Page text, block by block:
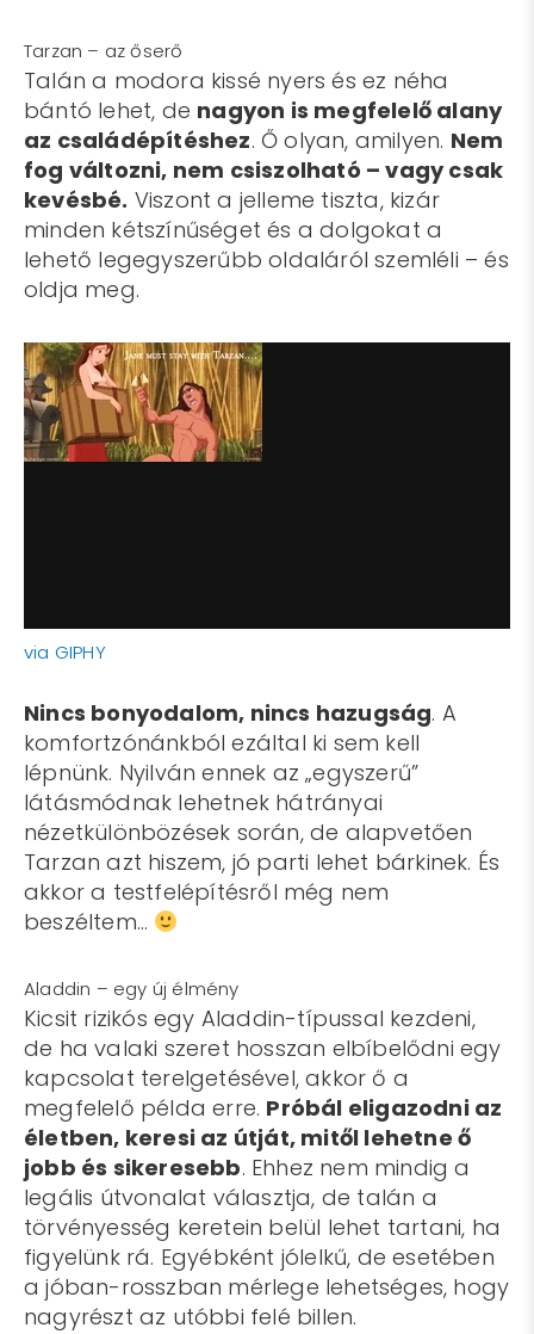
Tarzan – az őserő
Talán a modora kissé nyers és ez néha
bántó lehet, de nagyon is megfelelő alany
az családépítéshez. Ő olyan, amilyen. Nem
fog változni, nem csiszolható – vagy csak
kevésbé. Viszont a jelleme tiszta, kizár
minden kétszínűséget és a dolgokat a
lehető legegyszerűbb oldaláról szemléli – és
oldja meg.
via GIPHY
Nincs bonyodalom, nincs hazugság. A
komfortzónánkból ezáltal ki sem kell
lépnünk. Nyilván ennek az „egyszerű”
látásmódnak lehetnek hátrányai
nézetkülönbözések során, de alapvetően
Tarzan azt hiszem, jó parti lehet bárkinek. És
akkor a testfelépítésről még nem
beszéltem…
Aladdin – egy új élmény
Kicsit rizikós egy Aladdin-típussal kezdeni,
de ha valaki szeret hosszan elbíbelődni egy
kapcsolat terelgetésével, akkor ő a
megfelelő példa erre. Próbál eligazodni az
életben, keresi az útját, mitől lehetne ő
jobb és sikeresebb. Ehhez nem mindig a
legális útvonalat választja, de talán a
törvényesség keretein belül lehet tartani, ha
figyelünk rá. Egyébként jólelkű, de esetében
a jóban-rosszban mérlege lehetséges, hogy
nagyrészt az utóbbi felé billen.